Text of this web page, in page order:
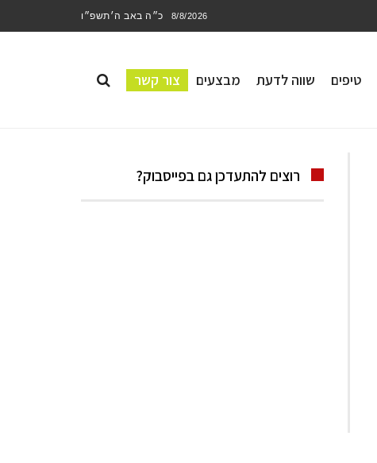
8/8/2026 כ״ה באב ה׳תשפ״ו
טיפים שווה לדעת מבצעים צור קשר
רוצים להתעדכן גם בפייסבוק?